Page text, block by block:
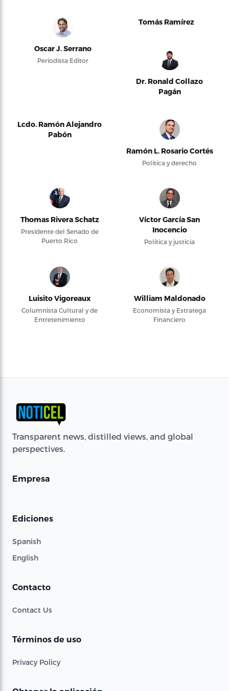
Oscar J. Serrano
Periodista Editor
Tomás Ramírez
Dr. Ronald Collazo
Pagán
Lcdo. Ramón Alejandro
Pabón
Ramón L. Rosario Cortés
Política y derecho
Thomas Rivera Schatz
Presidente del Senado de
Puerto Rico
Víctor García San
Inocencio
Política y justicia
Luisito Vigoreaux
Columnista Cultural y de
Entretenimiento
William Maldonado
Economista y Estratega
Financiero
Transparent news, distilled views, and global
perspectives.
Empresa
Ediciones
Spanish
English
Contacto
Contact Us
Términos de uso
Privacy Policy